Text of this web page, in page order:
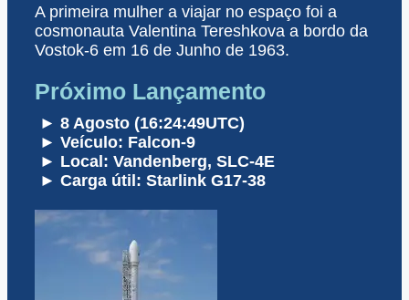
A primeira mulher a viajar no espaço foi a
cosmonauta Valentina Tereshkova a bordo da
Vostok-6 em 16 de Junho de 1963.
Próximo Lançamento
► 8 Agosto (16:24:49UTC)
► Veículo: Falcon-9
► Local: Vandenberg, SLC-4E
► Carga útil: Starlink G17-38